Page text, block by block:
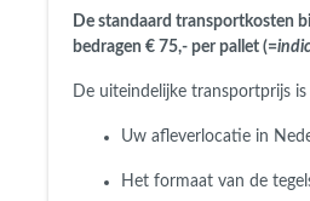
De standaard transportkosten
bedragen € 75,- per pallet (=
De uiteindelijke transportprijs
Uw afleverlocatie in
Het formaat van de